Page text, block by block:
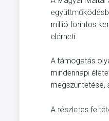
millió forintos
elérheti.
A támogatás
mindennapi
megszüntetése,
A részletes